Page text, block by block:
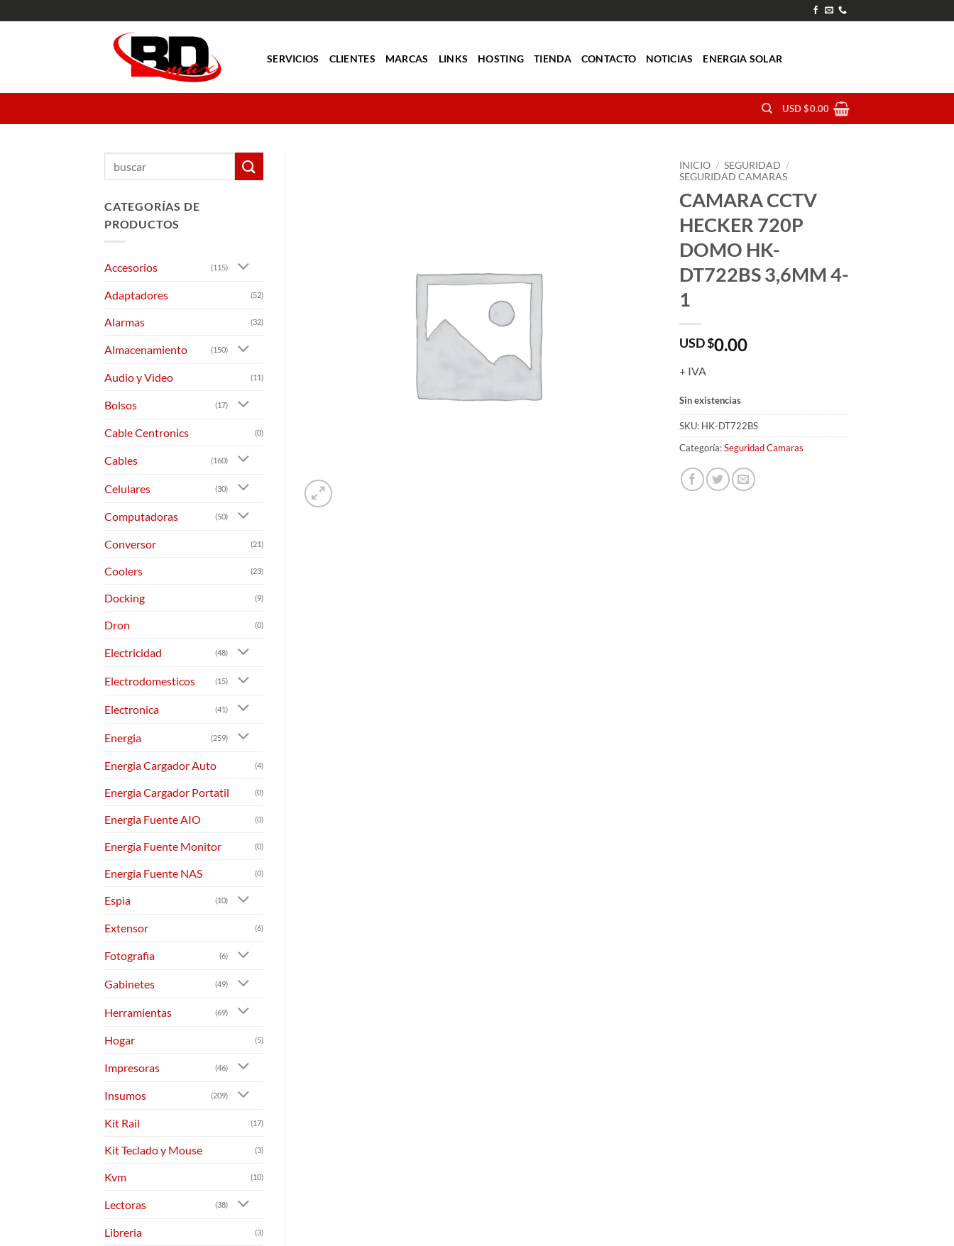
al
SERVICIOS CLIENTES MARCAS LINKS HOSTING TIENDA CONTACTO NOTICIAS ENERGIA SOLAR
USD $0.00
INICIO / SEGURIDAD /
SEGURIDAD CAMARAS
CAMARA CCTV
HECKER 720P
DOMO HK-
DT722BS 3,6MM 4-
1
USD $0.00
+ IVA
Sin existencias
SKU: HK-DT722BS
Categoría:Seguridad Camaras
CATEGORÍAS DE
PRODUCTOS
Accesorios (115)
Adaptadores (52)
Alarmas (32)
Almacenamiento (150)
Audio y Video (11)
Bolsos (17)
Cable Centronics (0)
Cables (160)
Celulares (30)
Computadoras (50)
Conversor (21)
Coolers (23)
Docking (9)
Dron (0)
Electricidad (48)
Electrodomesticos (15)
Electronica (41)
Energia (259)
Energia Cargador Auto (4)
Energia Cargador Portatil (0)
Energia Fuente AIO (0)
Energia Fuente Monitor (0)
Energia Fuente NAS (0)
Espia (10)
Extensor (6)
Fotografia (6)
Gabinetes (49)
Herramientas (69)
Hogar (5)
Impresoras (46)
Insumos (209)
Kit Rail (17)
Kit Teclado y Mouse (3)
Kvm (10)
Lectoras (38)
Libreria (3)